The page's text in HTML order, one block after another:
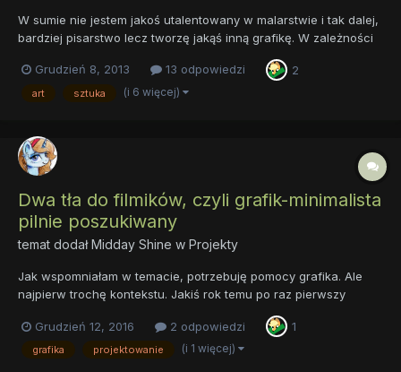
W sumie nie jestem jakoś utalentowany w malarstwie i tak dalej,
bardziej pisarstwo lecz tworzę jakąś inną grafikę. W zależności
nich. Te z serii My Little Diablo mi się podobają najbardziej więc:
A to niewielka cząstka tego co...
Grudzień 8, 2013 13 odpowiedzi 2
art sztuka (i 6 więcej)
Dwa tła do filmików, czyli grafik-minimalista
pilnie poszukiwany
temat dodałMidday Shine w Projekty
Jak wspomniałam w temacie, potrzebuję pomocy grafika. Ale
najpierw trochę kontekstu. Jakiś rok temu po raz pierwszy
usłyszałam "Kołysankę dla księżniczki" – i zakochałam się w tej
piosence na zabój. Wkrótce natrafiłam na kilka różnych polskich
wykonań. Wokalistki były na ogół zdolne, ale...
Grudzień 12, 2016 2 odpowiedzi 1
grafika projektowanie (i 1 więcej)